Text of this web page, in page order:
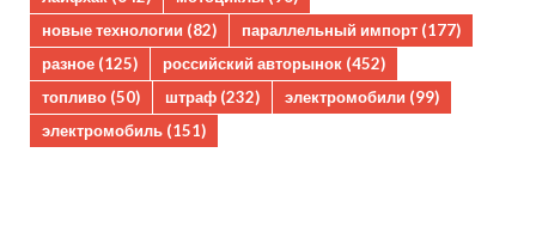
новые технологии (82) параллельный импорт (177)
разное (125) российский авторынок (452)
топливо (50) штраф (232) электромобили (99)
электромобиль (151)